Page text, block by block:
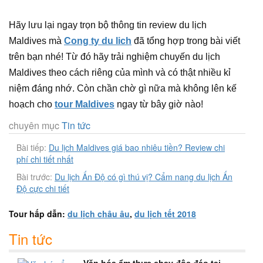
Hãy lưu lại ngay trọn bộ thông tin review du lịch
Maldives mà Cong ty du lich đã tổng hợp trong bài viết
trên bạn nhé! Từ đó hãy trải nghiệm chuyến du lịch
Maldives theo cách riêng của mình và có thật nhiều kỉ
niệm đáng nhớ. Còn chần chờ gì nữa mà không lên kế
hoạch cho tour Maldives ngay từ bây giờ nào!
chuyên mụcTin tức
Bài tiếp: Du lịch Maldives giá bao nhiêu tiền? Review chi
phí chi tiết nhất
Bài trước: Du lịch Ấn Độ có gì thú vị? Cẩm nang du lịch Ấn
Độ cực chi tiết
Tour hấp dẫn: du lịch châu âu, du lịch tết 2018
Tin tức